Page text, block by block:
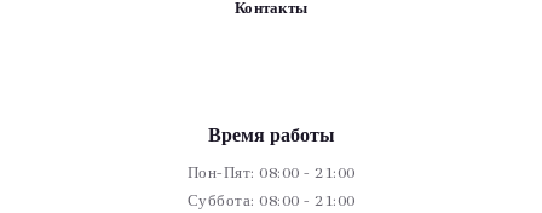
Контакты
Время работы
Пон-Пят: 08:00 - 21:00
Суббота: 08:00 - 21:00